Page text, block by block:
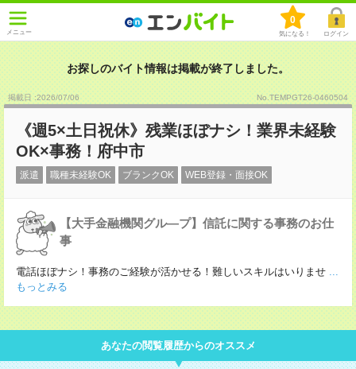
メニュー
0
気になる！ ログイン
お探しのバイト情報は掲載が終了しました。
掲載日 :2026/07/06 No.TEMPGT26-0460504
《週5×土日祝休》残業ほぼナシ！業界未経験
OK×事務！府中市
派遣 職種未経験OK ブランクOK WEB登録・面接OK
【大手金融機関グル―プ】信託に関する事務のお仕
事
電話ほぼナシ！事務のご経験が活かせる！難しいスキルはいりませ ...
もっとみる
あなたの閲覧履歴からのオススメ